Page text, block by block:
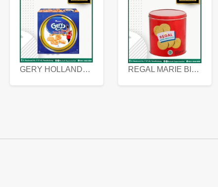
GERY HOLLANDA BUTTER COOKIES 450 GRAM REGAL MARIE BISCUIT KALENG 550 GRAM